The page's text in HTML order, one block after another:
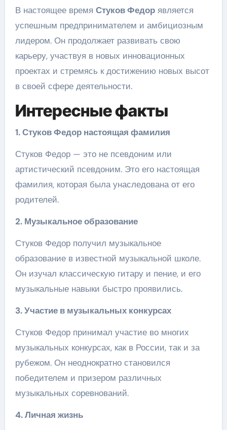
В настоящее время Стуков Федорявляется
успешным предпринимателем и амбициозным
лидером. Он продолжает развивать свою
карьеру, участвуя в новых инновационных
проектах и стремясь к достижению новых высот
в своей сфере деятельности.
Интересные факты
1. Стуков Федор настоящая фамилия
Стуков Федор — это не псевдоним или
артистический псевдоним. Это его настоящая
фамилия, которая была унаследована от его
родителей.
2. Музыкальное образование
Стуков Федор получил музыкальное
образование в известной музыкальной школе.
Он изучал классическую гитару и пение, и его
музыкальные навыки быстро проявились.
3. Участие в музыкальных конкурсах
Стуков Федор принимал участие во многих
музыкальных конкурсах, как в России, так и за
рубежом. Он неоднократно становился
победителем и призером различных
музыкальных соревнований.
4. Личная жизнь